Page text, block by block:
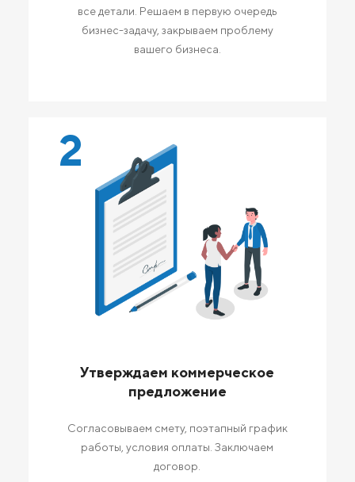
все детали. Решаем в первую очередь
бизнес-задачу, закрываем проблему
вашего бизнеса.
2
Утверждаем коммерческое
предложение
Согласовываем смету, поэтапный график
работы, условия оплаты. Заключаем
договор.